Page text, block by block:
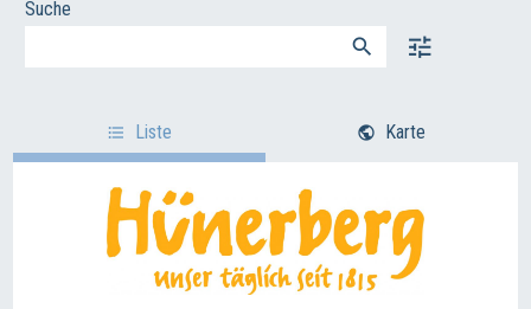
Suche
Liste Karte